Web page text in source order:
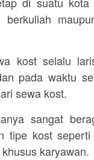
berkuliah
kost selalu
pada waktu
sewa kost.
sangat
tipe kost
karyawan.